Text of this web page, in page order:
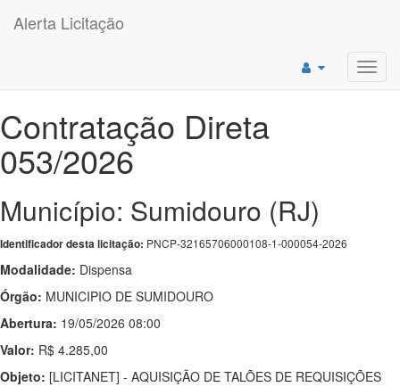
Alerta Licitação
Contratação Direta
053/2026
Município: Sumidouro (RJ)
Identificador desta licitação: PNCP-32165706000108-1-000054-2026
Modalidade: Dispensa
Órgão: MUNICIPIO DE SUMIDOURO
Abertura: 19/05/2026 08:00
Valor: R$ 4.285,00
Objeto: [LICITANET] - AQUISIÇÃO DE TALÕES DE REQUISIÇÕES